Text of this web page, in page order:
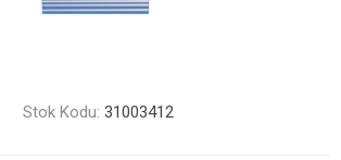
Stok Kodu: 31003412